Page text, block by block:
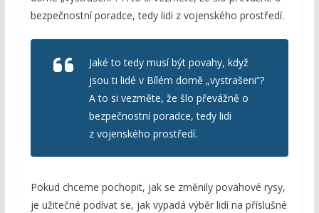
bezpečnostní poradce, tedy lidi z vojenského prostředí.
Jaké to tedy musí být povahy, když
jsou ti lidé v Bílém domě „vystrašeni“?
A to si vezměte, že šlo převážně o
bezpečnostní poradce, tedy lidi
z vojenského prostředí.
Pokud chceme pochopit, jak se změnily povahové rysy,
je užitečné podívat se, jak vypadá výběr lidí na příslušné